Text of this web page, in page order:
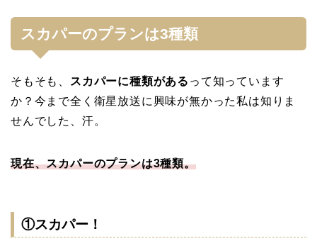
スカパーのプランは3種類
そもそも、 スカパーに種類がある って知っています
か？今まで全く衛星放送に興味が無かった私は知りま
せんでした、汗。
現在、スカパーのプランは3種類。
①スカパー！